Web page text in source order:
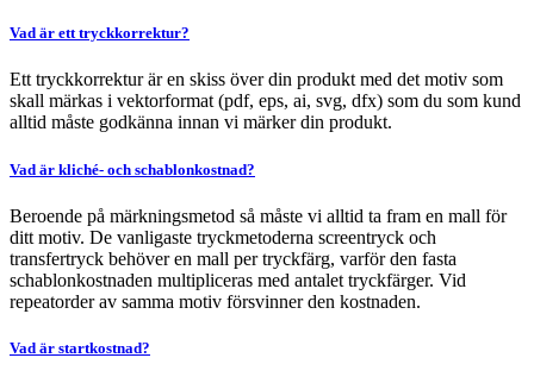
Vad är ett tryckkorrektur?
Ett tryckkorrektur är en skiss över din produkt med det motiv som
skall märkas i vektorformat (pdf, eps, ai, svg, dfx) som du som kund
alltid måste godkänna innan vi märker din produkt.
Vad är kliché- och schablonkostnad?
Beroende på märkningsmetod så måste vi alltid ta fram en mall för
ditt motiv. De vanligaste tryckmetoderna screentryck och
transfertryck behöver en mall per tryckfärg, varför den fasta
schablonkostnaden multipliceras med antalet tryckfärger. Vid
repeatorder av samma motiv försvinner den kostnaden.
Vad är startkostnad?